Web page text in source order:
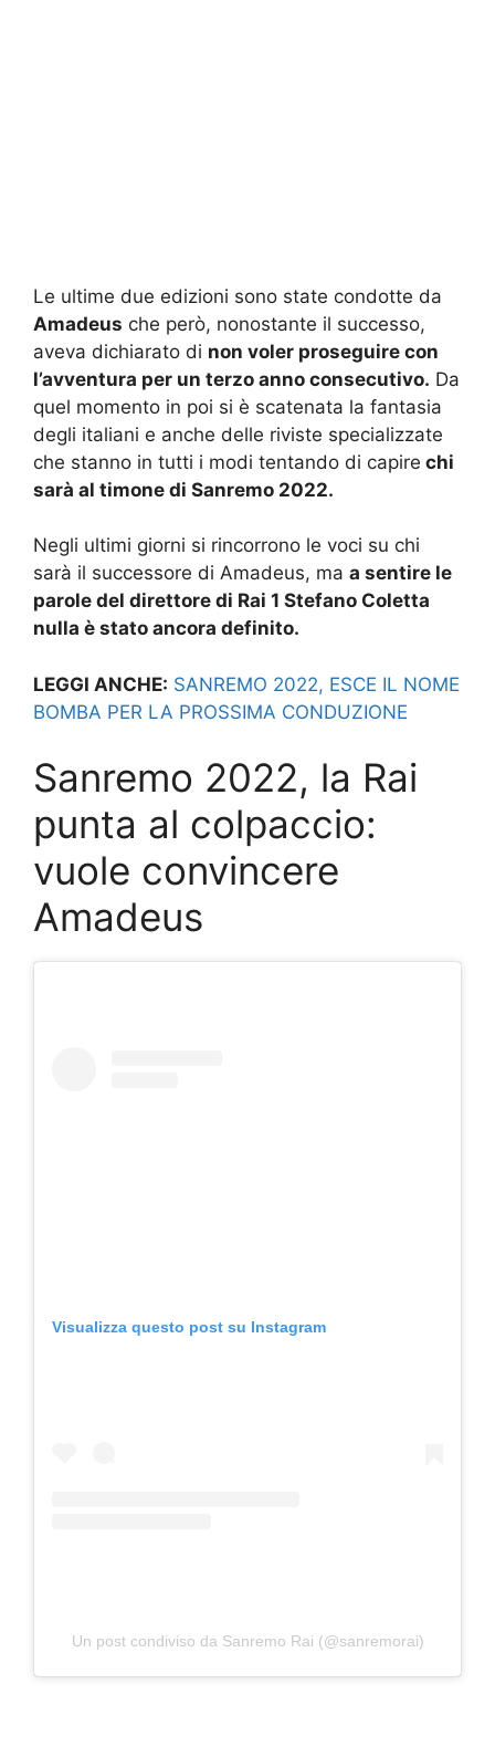
Le ultime due edizioni sono state condotte da
Amadeus che però, nonostante il successo,
aveva dichiarato di non voler proseguire con
l’avventura per un terzo anno consecutivo. Da
quel momento in poi si è scatenata la fantasia
degli italiani e anche delle riviste specializzate
che stanno in tutti i modi tentando di capire chi
sarà al timone di Sanremo 2022.
Negli ultimi giorni si rincorrono le voci su chi
sarà il successore di Amadeus, ma a sentire le
parole del direttore di Rai 1 Stefano Coletta
nulla è stato ancora definito.
LEGGI ANCHE: SANREMO 2022, ESCE IL NOME
BOMBA PER LA PROSSIMA CONDUZIONE
Sanremo 2022, la Rai
punta al colpaccio:
vuole convincere
Amadeus
Visualizza questo post su Instagram
Un post condiviso da Sanremo Rai (@sanremorai)